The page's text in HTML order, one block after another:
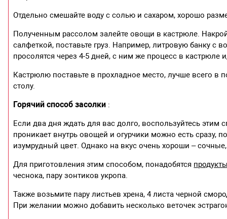
Отдельно смешайте воду с солью и сахаром, хорошо
Полученным рассолом залейте овощи в кастрюле.
салфеткой, поставьте груз. Например, литровую банку с
просолятся через 4-5 дней, с ним же процесс в кастрюле
Кастрюлю поставьте в прохладное место, лучше всего в
столу.
Горячий способ засолки :
Если два дня ждать для вас долго, воспользуйтесь
проникает внутрь овощей и огурчики можно есть сразу,
изумрудный цвет. Однако на вкус очень хороши –
Для приготовления этим способом, понадобятся
чеснока, пару зонтиков укропа.
Также возьмите пару листьев хрена, 4 листа черной
При желании можно добавить несколько веточек